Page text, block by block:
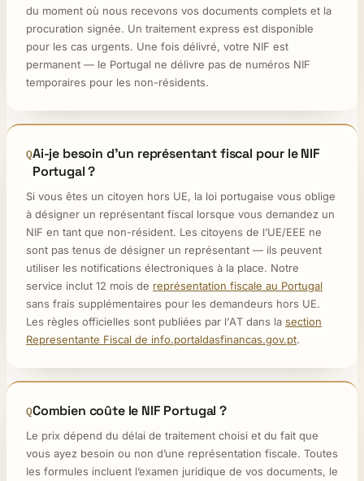
du moment où nous recevons vos documents complets et la
procuration signée. Un traitement express est disponible
pour les cas urgents. Une fois délivré, votre NIF est
permanent — le Portugal ne délivre pas de numéros NIF
temporaires pour les non-résidents.
Ai-je besoin d’un représentant fiscal pour le NIF
Portugal ?
Si vous êtes un citoyen hors UE, la loi portugaise vous oblige
à désigner un représentant fiscal lorsque vous demandez un
NIF en tant que non-résident. Les citoyens de l’UE/EEE ne
sont pas tenus de désigner un représentant — ils peuvent
utiliser les notifications électroniques à la place. Notre
service inclut 12 mois de représentation fiscale au Portugal
sans frais supplémentaires pour les demandeurs hors UE.
Les règles officielles sont publiées par l’AT dans la section
Representante Fiscal de info.portaldasfinancas.gov.pt.
Combien coûte le NIF Portugal ?
Le prix dépend du délai de traitement choisi et du fait que
vous ayez besoin ou non d’une représentation fiscale. Toutes
les formules incluent l’examen juridique de vos documents, le